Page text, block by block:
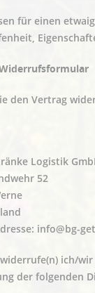
für einen
den Vertrag
Logistik
52
info@bg-
ich/
der folgenden